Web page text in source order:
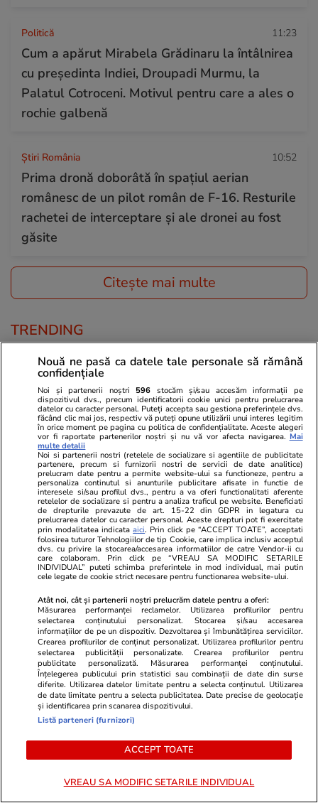
Politică 11:23
Cum a apărut Mirabela Grădinaru la întâlnirea
cu președinta Indiei, Droupadi Murmu, la
Palatul Cotroceni. Motivul pentru care a ales o
rochie galbenă
Știri România 10:52
Prima dronă doborâtă în spațiul aerian
românesc de un pilot român de F-16. Resturile
rachetei de interceptare și ale dronei au fost
găsite
Citește mai multe
TRENDING
Știri România 09:14
A doua dronă doborâtă în România, la 10 km
de Sfântu Gheorghe. Radu Miruță: A fost
distrusă la 12 minute de la intrarea în spațiul
aerian. MApN: A fost același pilot de F-16 ca
vineri
Știri România 24 iul.
Procurorii DNA ar fi găsit 500.000 de euro
cash acasă la directorul general al Uzinei
Mecanice Plopeni, precum și două ceasuri
Patek Philippe și Rolex
Horoscop 24 iul.
Horoscop Urania | Previziuni astrologice pentru
perioada 25 – 31 iulie 2026. Luna Plină în
Vărsător
Benzina și motorina s-au scumpit sâmbătă, 25
iulie. Cât costă litrul de carburant în București,
Nouă ne pasă ca datele tale personale să rămână
confidențiale
Noi și partenerii noștri 596 stocăm și/sau accesăm informații pe
dispozitivul dvs., precum identificatorii cookie unici pentru prelucrarea
datelor cu caracter personal. Puteți accepta sau gestiona preferințele dvs.
făcând clic mai jos, respectiv vă puteți opune utilizării unui interes legitim
în orice moment pe pagina cu politica de confidențialitate. Aceste alegeri
vor fi raportate partenerilor noștri și nu vă vor afecta navigarea. Mai
multe detalii
Noi si partenerii nostri (retelele de socializare si agentiile de publicitate
partenere, precum si furnizorii nostri de servicii de date analitice)
prelucram date pentru a permite website-ului sa functioneze, pentru a
personaliza continutul si anunturile publicitare afisate in functie de
interesele si/sau profilul dvs., pentru a va oferi functionalitati aferente
retelelor de socializare si pentru a analiza traficul pe website. Beneficiati
de drepturile prevazute de art. 15-22 din GDPR in legatura cu
prelucrarea datelor cu caracter personal. Aceste drepturi pot fi exercitate
prin modalitatea indicataaici. Prin click pe “ACCEPT TOATE”, acceptati
folosirea tuturor Tehnologiilor de tip Cookie, care implica inclusiv acceptul
dvs. cu privire la stocarea/accesarea informatiilor de catre Vendor-ii cu
care colaboram. Prin click pe “VREAU SA MODIFIC SETARILE
INDIVIDUAL” puteti schimba preferintele in mod individual, mai putin
cele legate de cookie strict necesare pentru functionarea website-ului.
Atât noi, cât și partenerii noștri prelucrăm datele pentru a oferi:
Măsurarea performanței reclamelor. Utilizarea profilurilor pentru
selectarea conținutului personalizat. Stocarea și/sau accesarea
informațiilor de pe un dispozitiv. Dezvoltarea și îmbunătățirea serviciilor.
Crearea profilurilor de conținut personalizat. Utilizarea profilurilor pentru
selectarea publicității personalizate. Crearea profilurilor pentru
publicitate personalizată. Măsurarea performanței conținutului.
Înțelegerea publicului prin statistici sau combinații de date din surse
diferite. Utilizarea datelor limitate pentru a selecta conținutul. Utilizarea
de date limitate pentru a selecta publicitatea. Date precise de geolocație
și identificarea prin scanarea dispozitivului.
Listă parteneri (furnizori)
ACCEPT TOATE
VREAU SA MODIFIC SETARILE INDIVIDUAL